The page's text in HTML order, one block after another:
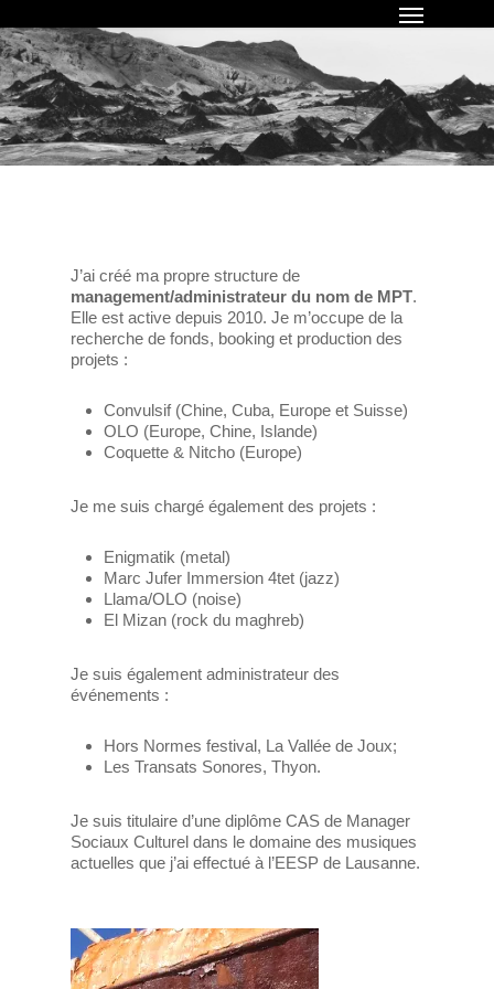
to
main
content
J’ai créé ma propre structure de
management/administrateur du nom de MPT.
Elle est active depuis 2010. Je m’occupe de la
recherche de fonds, booking et production des
projets :
Convulsif (Chine, Cuba, Europe et Suisse)
OLO (Europe, Chine, Islande)
Coquette & Nitcho (Europe)
Je me suis chargé également des projets :
Enigmatik (metal)
Marc Jufer Immersion 4tet (jazz)
Llama/OLO (noise)
El Mizan (rock du maghreb)
Je suis également administrateur des
événements :
Hors Normes festival, La Vallée de Joux;
Les Transats Sonores, Thyon.
Je suis titulaire d’une diplôme CAS de Manager
Sociaux Culturel dans le domaine des musiques
actuelles que j’ai effectué à l’EESP de Lausanne.